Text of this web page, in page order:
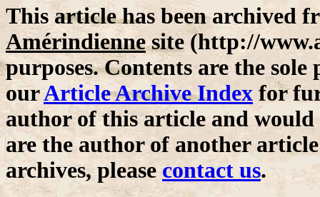
This article has been archived
Amérindiennesite (http://
purposes. Contents are the
ourArticle Archive Index for
author of this article and
are the author of another
archives, please contact us.